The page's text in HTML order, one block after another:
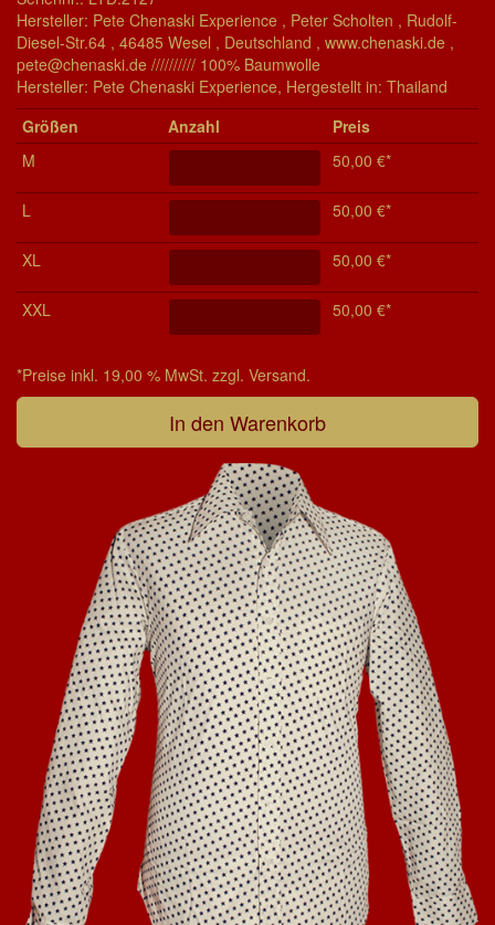
Hersteller: Pete Chenaski Experience , Peter Scholten , Rudolf-
Diesel-Str.64 , 46485 Wesel , Deutschland , www.chenaski.de ,
pete@chenaski.de ////////// 100% Baumwolle
Her­stel­ler: Pete Chenaski Experience, Her­ge­stel­lt in: Thailand
Grö­ßen
Anzahl
Preis
M
50,00 €*
L 50,00 €*
XL 50,00 €*
XXL 50,00 €*
*Preise inkl. 19,00 % MwSt. zzgl. Versand.